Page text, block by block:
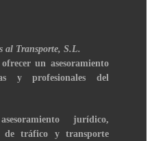
al Transporte, S.L.
un asesoramiento
y profesionales del
jurídico,
de tráfico y transporte